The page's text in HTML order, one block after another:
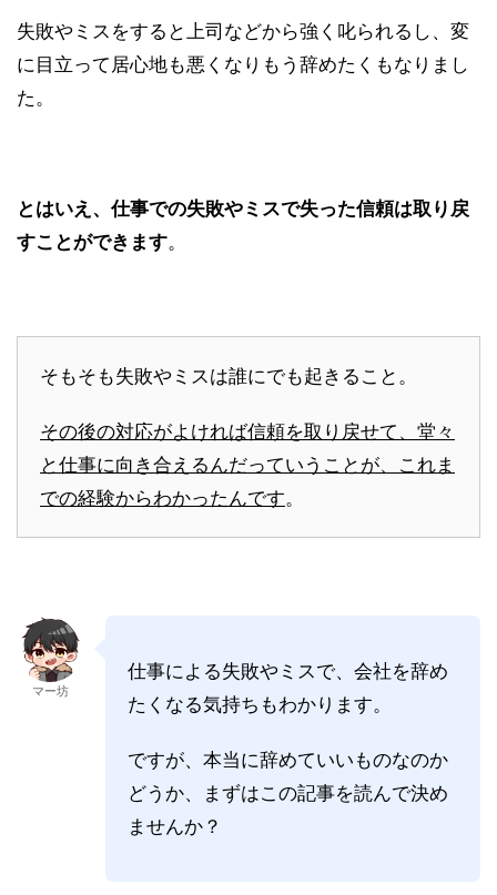
失敗やミスをすると上司などから強く叱られるし、変
に目立って居心地も悪くなりもう辞めたくもなりまし
た。
とはいえ、仕事での失敗やミスで失った信頼は取り戻
すことができます。
そもそも失敗やミスは誰にでも起きること。
その後の対応がよければ信頼を取り戻せて、堂々
と仕事に向き合えるんだっていうことが、これま
での経験からわかったんです。
マー坊
仕事による失敗やミスで、会社を辞め
たくなる気持ちもわかります。
ですが、本当に辞めていいものなのか
どうか、まずはこの記事を読んで決め
ませんか？